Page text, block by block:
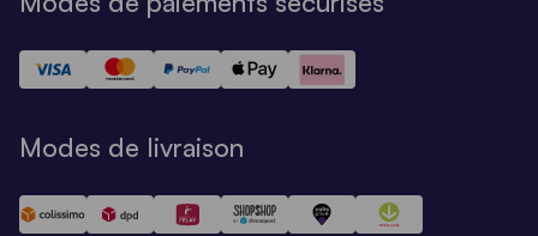
Modes de livraison